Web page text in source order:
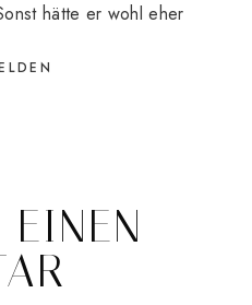
hätte er wohl eher
EINEN